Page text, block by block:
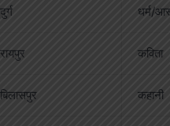
दुर्ग
रायपुर
बिलासपुर
धर्म/
कविता
कहानी
करने की
2025